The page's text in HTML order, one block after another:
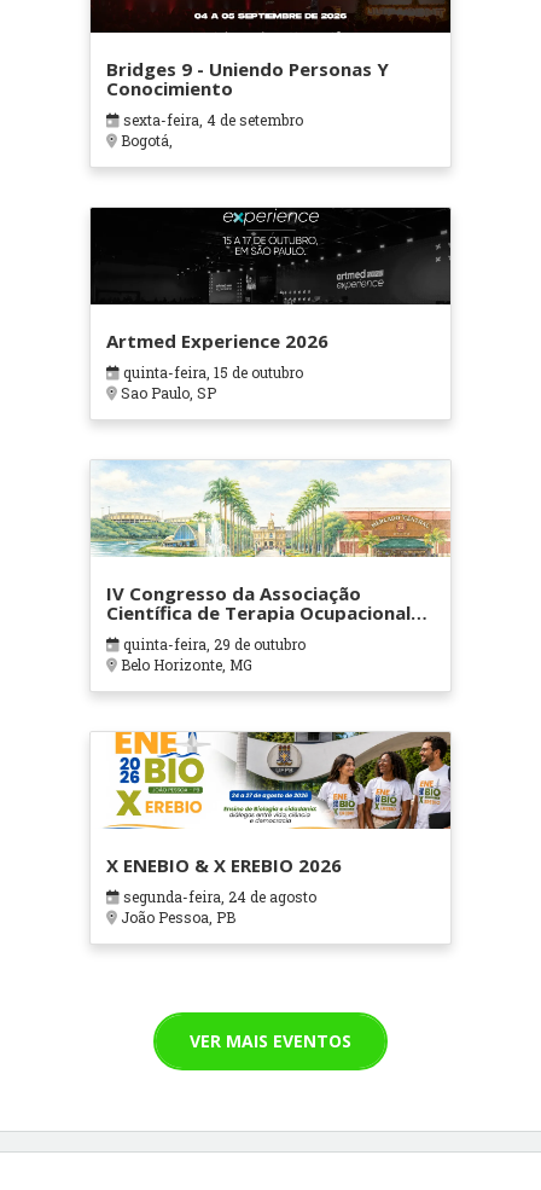
Bridges 9 - Uniendo Personas Y
Conocimiento
sexta-feira, 4 de setembro
Bogotá,
Artmed Experience 2026
quinta-feira, 15 de outubro
Sao Paulo, SP
IV Congresso da Associação
Científica de Terapia Ocupacional
em Contextos Hospitalares e
Cuidados Paliativos - ATOHOSP
quinta-feira, 29 de outubro
Belo Horizonte, MG
X ENEBIO & X EREBIO 2026
segunda-feira, 24 de agosto
João Pessoa, PB
VER MAIS EVENTOS